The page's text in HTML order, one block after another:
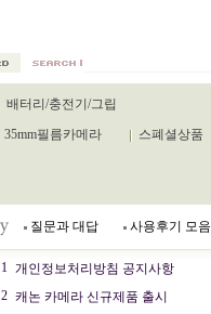
배터리/충전기/그립
35mm필름카메라
스폐셜상품
질문과 대답 사용후기 모음
1 개인정보처리방침 공지사항
2 캐논 카메라 신규제품 출시